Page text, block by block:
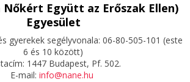
Nőkért Együtt az Erőszak Ellen)
Egyesület
gyerekek segélyvonala: 06-80-505-101 (este
6 és 10 között)
1447 Budapest, Pf. 502.
E-mail: info@nane.hu